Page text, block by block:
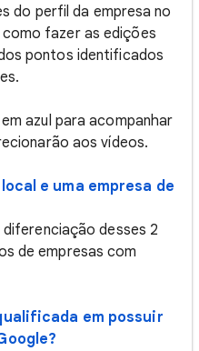
do perfil da empresa no
fazer as edições
pontos identificados
azul para acompanhar
aos vídeos.
e uma empresa de
desses 2
de empresas com
em possuir